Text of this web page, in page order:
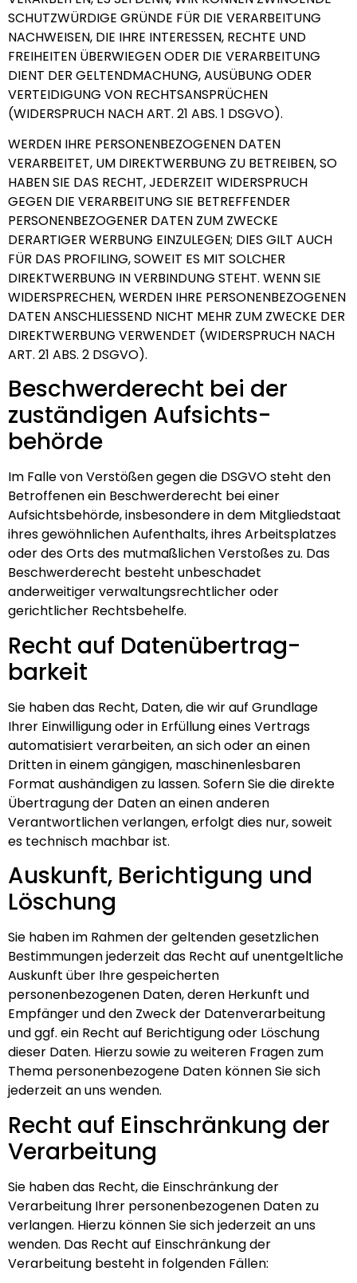
SCHUTZWÜRDIGE GRÜNDE FÜR DIE VERARBEITUNG
NACHWEISEN, DIE IHRE INTERESSEN, RECHTE UND
FREIHEITEN ÜBERWIEGEN ODER DIE VERARBEITUNG
DIENT DER GELTENDMACHUNG, AUSÜBUNG ODER
VERTEIDIGUNG VON RECHTSANSPRÜCHEN
(WIDERSPRUCH NACH ART. 21 ABS. 1 DSGVO).
WERDEN IHRE PERSONENBEZOGENEN DATEN
VERARBEITET, UM DIREKTWERBUNG ZU BETREIBEN, SO
HABEN SIE DAS RECHT, JEDERZEIT WIDERSPRUCH
GEGEN DIE VERARBEITUNG SIE BETREFFENDER
PERSONENBEZOGENER DATEN ZUM ZWECKE
DERARTIGER WERBUNG EINZULEGEN; DIES GILT AUCH
FÜR DAS PROFILING, SOWEIT ES MIT SOLCHER
DIREKTWERBUNG IN VERBINDUNG STEHT. WENN SIE
WIDERSPRECHEN, WERDEN IHRE PERSONENBEZOGENEN
DATEN ANSCHLIESSEND NICHT MEHR ZUM ZWECKE DER
DIREKTWERBUNG VERWENDET (WIDERSPRUCH NACH
ART. 21 ABS. 2 DSGVO).
Beschwerde­recht bei der
zuständigen Aufsichts­
behörde
Im Falle von Verstößen gegen die DSGVO steht den
Betroffenen ein Beschwerderecht bei einer
Aufsichtsbehörde, insbesondere in dem Mitgliedstaat
ihres gewöhnlichen Aufenthalts, ihres Arbeitsplatzes
oder des Orts des mutmaßlichen Verstoßes zu. Das
Beschwerderecht besteht unbeschadet
anderweitiger verwaltungsrechtlicher oder
gerichtlicher Rechtsbehelfe.
Recht auf Daten­übertrag­
barkeit
Sie haben das Recht, Daten, die wir auf Grundlage
Ihrer Einwilligung oder in Erfüllung eines Vertrags
automatisiert verarbeiten, an sich oder an einen
Dritten in einem gängigen, maschinenlesbaren
Format aushändigen zu lassen. Sofern Sie die direkte
Übertragung der Daten an einen anderen
Verantwortlichen verlangen, erfolgt dies nur, soweit
es technisch machbar ist.
Auskunft, Berichtigung und
Löschung
Sie haben im Rahmen der geltenden gesetzlichen
Bestimmungen jederzeit das Recht auf unentgeltliche
Auskunft über Ihre gespeicherten
personenbezogenen Daten, deren Herkunft und
Empfänger und den Zweck der Datenverarbeitung
und ggf. ein Recht auf Berichtigung oder Löschung
dieser Daten. Hierzu sowie zu weiteren Fragen zum
Thema personenbezogene Daten können Sie sich
jederzeit an uns wenden.
Recht auf Einschränkung der
Verarbeitung
Sie haben das Recht, die Einschränkung der
Verarbeitung Ihrer personenbezogenen Daten zu
verlangen. Hierzu können Sie sich jederzeit an uns
wenden. Das Recht auf Einschränkung der
Verarbeitung besteht in folgenden Fällen: